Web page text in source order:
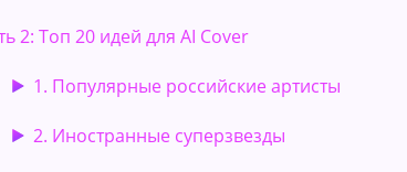
2: Топ 20 идей для AI Cover
1. Популярные российские артисты
2. Иностранные суперзвезды